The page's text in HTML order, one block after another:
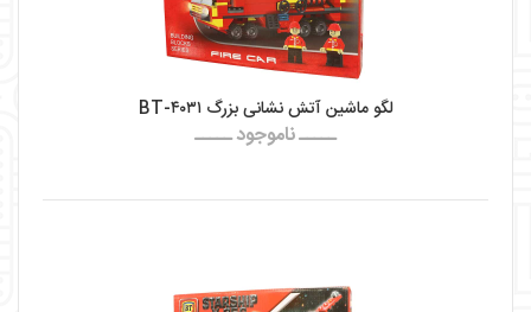
لگو ماشین آتش نشانی بزرگ BT-۴۰۳۱
ـــــ ناموجود ـــــ